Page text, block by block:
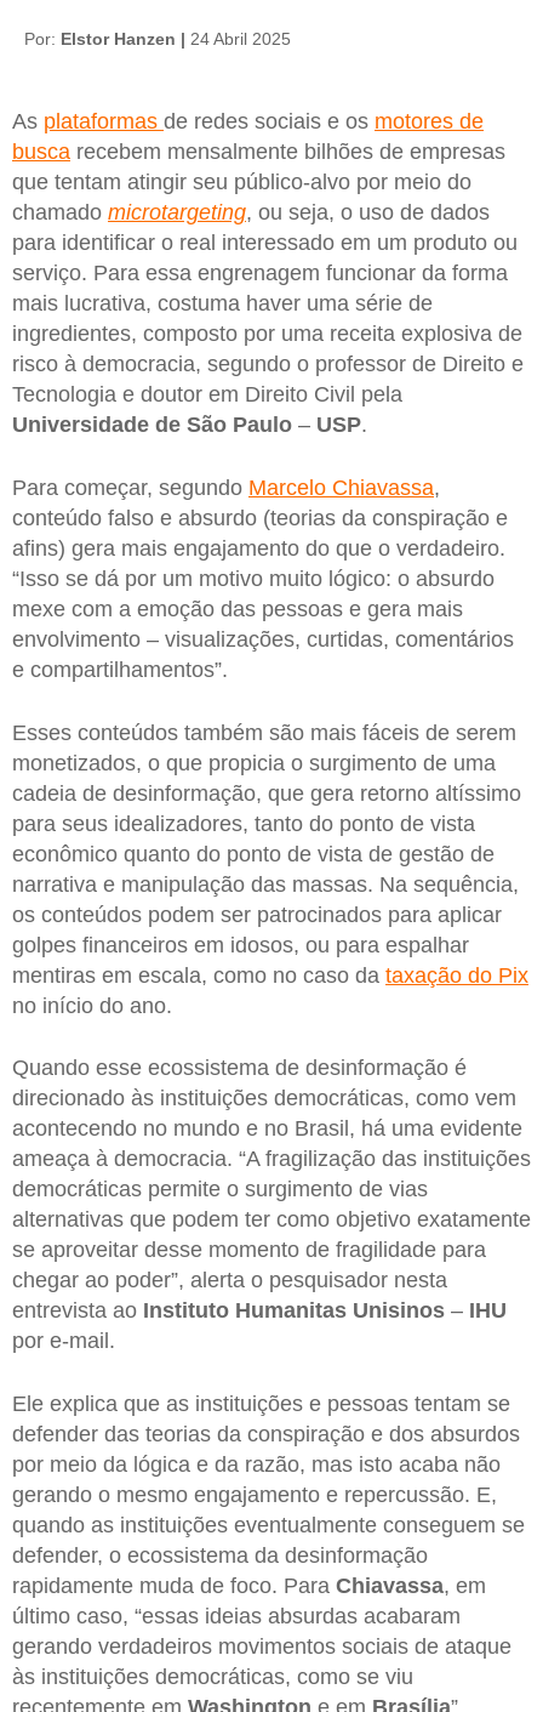
Por: Elstor Hanzen | 24 Abril 2025
As plataformas de redes sociais e os motores de
busca recebem mensalmente bilhões de empresas
que tentam atingir seu público-alvo por meio do
chamado microtargeting, ou seja, o uso de dados
para identificar o real interessado em um produto ou
serviço. Para essa engrenagem funcionar da forma
mais lucrativa, costuma haver uma série de
ingredientes, composto por uma receita explosiva de
risco à democracia, segundo o professor de Direito e
Tecnologia e doutor em Direito Civil pela
Universidade de São Paulo – USP.
Para começar, segundo Marcelo Chiavassa,
conteúdo falso e absurdo (teorias da conspiração e
afins) gera mais engajamento do que o verdadeiro.
“Isso se dá por um motivo muito lógico: o absurdo
mexe com a emoção das pessoas e gera mais
envolvimento – visualizações, curtidas, comentários
e compartilhamentos”.
Esses conteúdos também são mais fáceis de serem
monetizados, o que propicia o surgimento de uma
cadeia de desinformação, que gera retorno altíssimo
para seus idealizadores, tanto do ponto de vista
econômico quanto do ponto de vista de gestão de
narrativa e manipulação das massas. Na sequência,
os conteúdos podem ser patrocinados para aplicar
golpes financeiros em idosos, ou para espalhar
mentiras em escala, como no caso da taxação do Pix
no início do ano.
Quando esse ecossistema de desinformação é
direcionado às instituições democráticas, como vem
acontecendo no mundo e no Brasil, há uma evidente
ameaça à democracia. “A fragilização das instituições
democráticas permite o surgimento de vias
alternativas que podem ter como objetivo exatamente
se aproveitar desse momento de fragilidade para
chegar ao poder”, alerta o pesquisador nesta
entrevista ao Instituto Humanitas Unisinos – IHU
por e-mail.
Ele explica que as instituições e pessoas tentam se
defender das teorias da conspiração e dos absurdos
por meio da lógica e da razão, mas isto acaba não
gerando o mesmo engajamento e repercussão. E,
quando as instituições eventualmente conseguem se
defender, o ecossistema da desinformação
rapidamente muda de foco. Para Chiavassa, em
último caso, “essas ideias absurdas acabaram
gerando verdadeiros movimentos sociais de ataque
às instituições democráticas, como se viu
recentemente em Washington e em Brasília”.